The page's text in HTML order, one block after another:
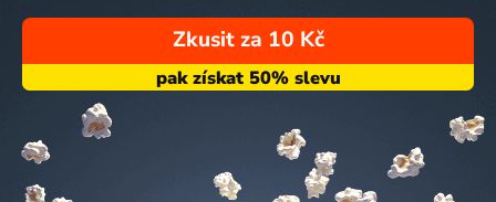
Zkusit za 10 Kč